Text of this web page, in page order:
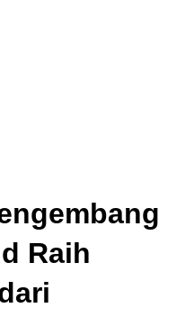
Raih